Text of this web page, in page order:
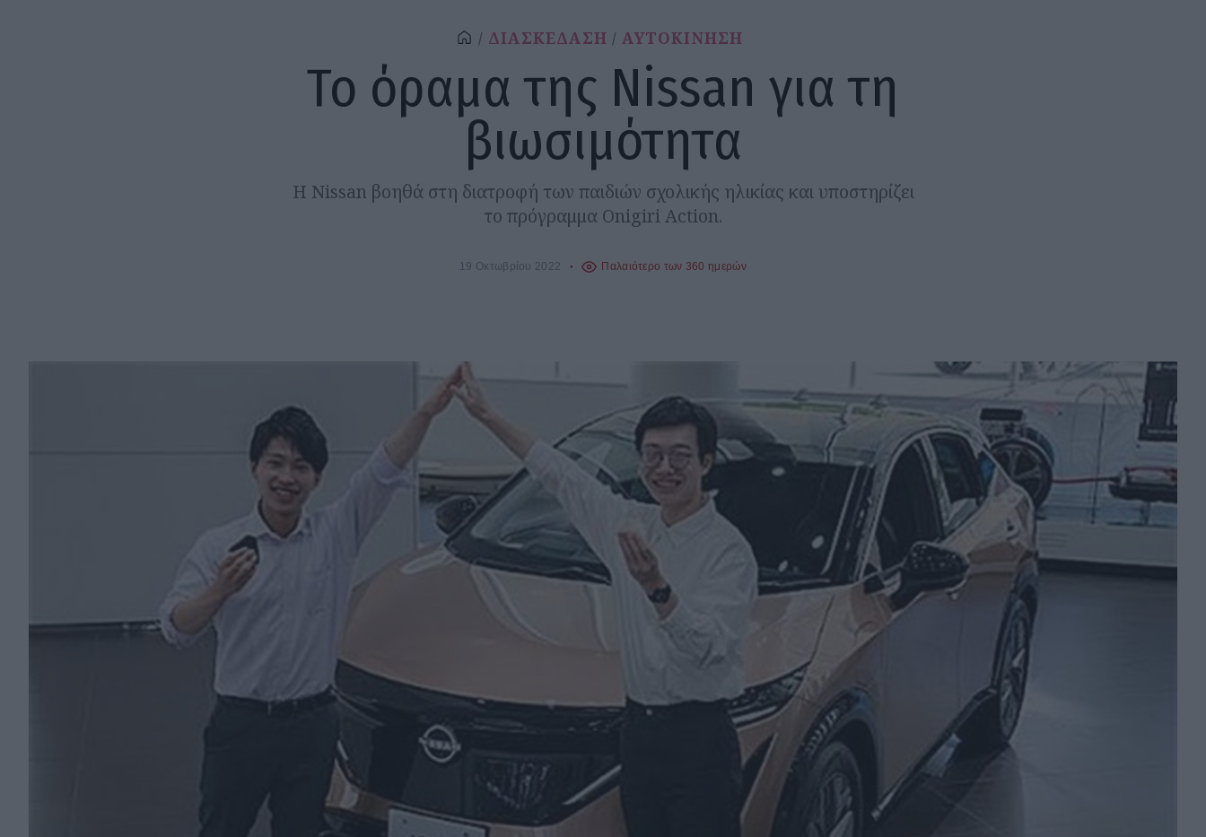
ΔΙΑΣΚΕΔΑΣΗ ΑΥΤΟΚΙΝΗΣΗ
Το όραμα της Nissan για τη
βιωσιμότητα
Η Nissan βοηθά στη διατροφή των παιδιών σχολικής ηλικίας και υποστηρίζει
το πρόγραμμα Onigiri Action.
19 Οκτωβρίου 2022 Παλαιότερο των 360 ημερών